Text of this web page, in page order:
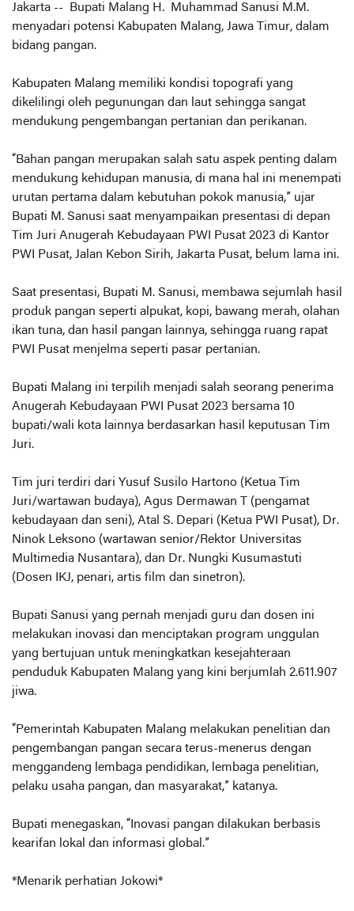
Jakarta -- Bupati Malang H. Muhammad Sanusi M.M.
menyadari potensi Kabupaten Malang, Jawa Timur, dalam
bidang pangan.
Kabupaten Malang memiliki kondisi topografi yang
dikelilingi oleh pegunungan dan laut sehingga sangat
mendukung pengembangan pertanian dan perikanan.
“Bahan pangan merupakan salah satu aspek penting dalam
mendukung kehidupan manusia, di mana hal ini menempati
urutan pertama dalam kebutuhan pokok manusia,” ujar
Bupati M. Sanusi saat menyampaikan presentasi di depan
Tim Juri Anugerah Kebudayaan PWI Pusat 2023 di Kantor
PWI Pusat, Jalan Kebon Sirih, Jakarta Pusat, belum lama ini.
Saat presentasi, Bupati M. Sanusi, membawa sejumlah hasil
produk pangan seperti alpukat, kopi, bawang merah, olahan
ikan tuna, dan hasil pangan lainnya, sehingga ruang rapat
PWI Pusat menjelma seperti pasar pertanian.
Bupati Malang ini terpilih menjadi salah seorang penerima
Anugerah Kebudayaan PWI Pusat 2023 bersama 10
bupati/wali kota lainnya berdasarkan hasil keputusan Tim
Juri.
Tim juri terdiri dari Yusuf Susilo Hartono (Ketua Tim
Juri/wartawan budaya), Agus Dermawan T (pengamat
kebudayaan dan seni), Atal S. Depari (Ketua PWI Pusat), Dr.
Ninok Leksono (wartawan senior/Rektor Universitas
Multimedia Nusantara), dan Dr. Nungki Kusumastuti
(Dosen IKJ, penari, artis film dan sinetron).
Bupati Sanusi yang pernah menjadi guru dan dosen ini
melakukan inovasi dan menciptakan program unggulan
yang bertujuan untuk meningkatkan kesejahteraan
penduduk Kabupaten Malang yang kini berjumlah 2.611.907
jiwa.
“Pemerintah Kabupaten Malang melakukan penelitian dan
pengembangan pangan secara terus-menerus dengan
menggandeng lembaga pendidikan, lembaga penelitian,
pelaku usaha pangan, dan masyarakat,” katanya.
Bupati menegaskan, “Inovasi pangan dilakukan berbasis
kearifan lokal dan informasi global.”
*Menarik perhatian Jokowi*